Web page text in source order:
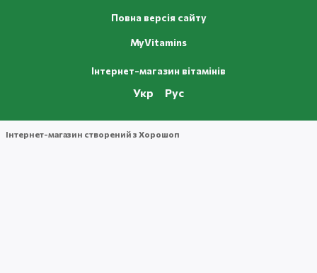
Повна версія сайту
MyVitamins
Інтернет-магазин вітамінів
Укр Рус
Інтернет-магазин створений з Хорошоп